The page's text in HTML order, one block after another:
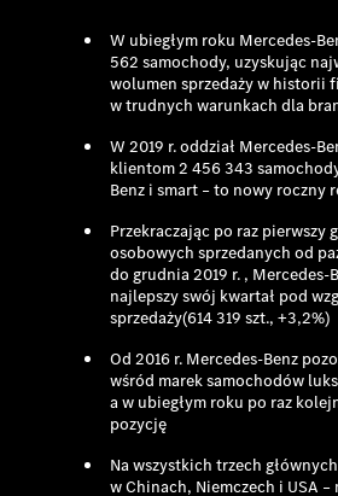
W ubiegłym roku Mercedes-
562 samochody, uzyskując
wolumen sprzedaży w historii
w trudnych warunkach dla
W 2019 r. oddział Mercedes-
klientom 2 456 343
Benz i smart – to nowy roczny
Przekraczając po raz pierwszy
osobowych sprzedanych od
do grudnia 2019 r. , Mercedes-
najlepszy swój kwartał pod
sprzedaży(614 319 szt., +3,2%)
Od 2016 r. Mercedes-Benz
wśród marek samochodów
a w ubiegłym roku po raz
pozycję
Na wszystkich trzech
w Chinach, Niemczech i USA –